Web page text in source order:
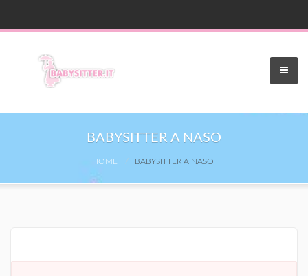
BABYSITTER A NASO
HOME BABYSITTER A NASO